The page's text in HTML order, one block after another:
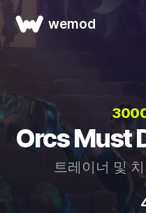
wemod
Orcs Must
트레이너 및